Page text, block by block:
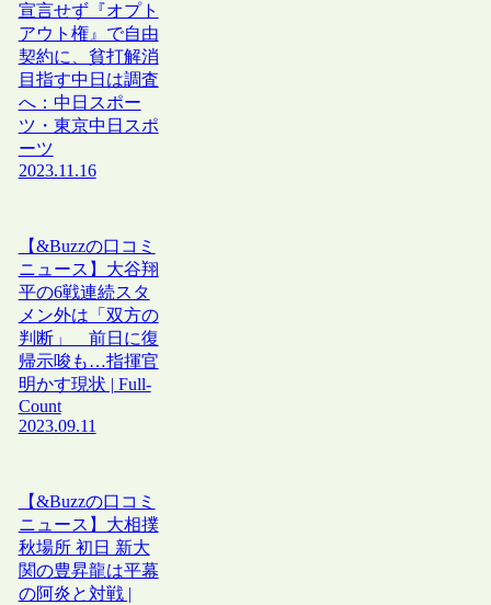
宣言せず『オプト
アウト権』で自由
契約に、貧打解消
目指す中日は調査
へ：中日スポー
ツ・東京中日スポ
ーツ
2023.11.16
【&Buzzの口コミ
ニュース】大谷翔
平の6戦連続スタ
メン外は「双方の
判断」 前日に復
帰示唆も…指揮官
明かす現状 | Full-
Count
2023.09.11
【&Buzzの口コミ
ニュース】大相撲
秋場所 初日 新大
関の豊昇龍は平幕
の阿炎と対戦 |